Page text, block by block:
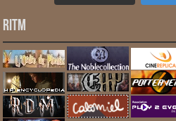
RITM